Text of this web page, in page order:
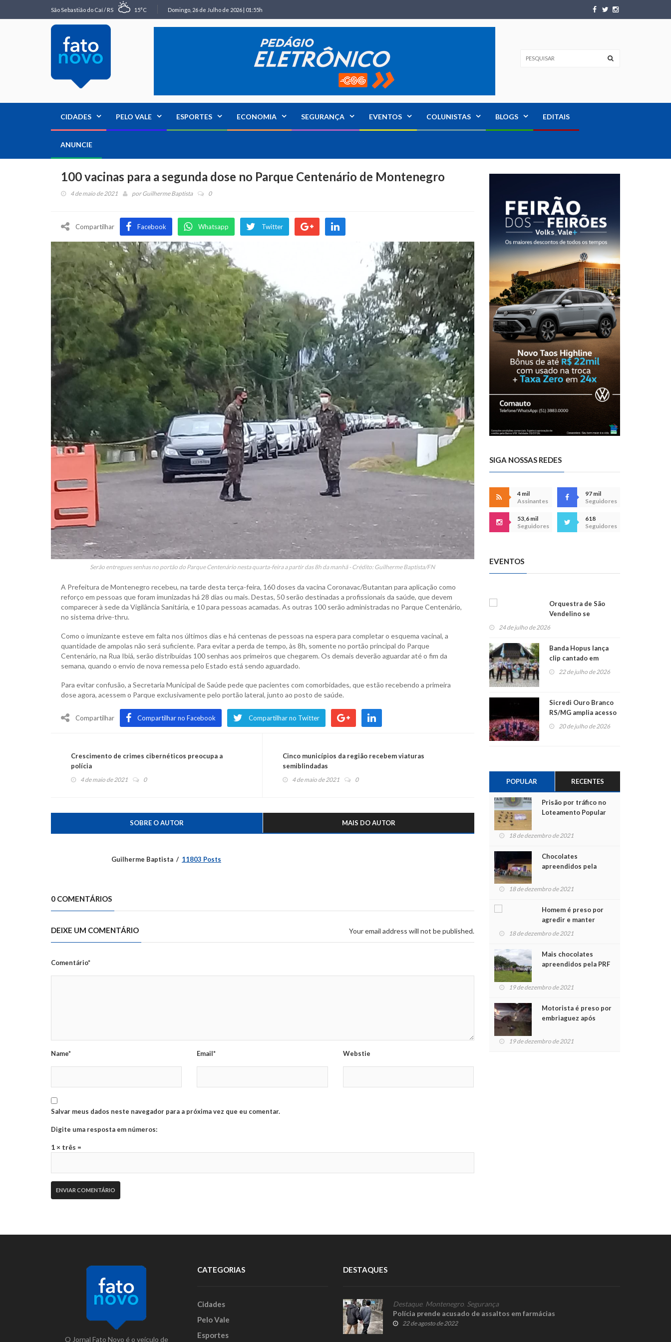
São Sebastião do Caí / RS 15°C Domingo, 26 de Julho de 2026 | 01:55h
CIDADES PELO VALE ESPORTES ECONOMIA SEGURANÇA EVENTOS COLUNISTAS BLOGS EDITAIS
ANUNCIE
100 vacinas para a segunda dose no Parque Centenário de Montenegro
4 de maio de 2021 porGuilherme Baptista 0
Compartilhar Facebook Whatsapp Twitter
Serão entregues senhas no portão do Parque Centenário nesta quarta-feira a partir das 8h da manhã - Crédito: Guilherme Baptista/FN
A Prefeitura de Montenegro recebeu, na tarde desta terça-feira, 160 doses da vacina Coronavac/Butantan para aplicação como
reforço em pessoas que foram imunizadas há 28 dias ou mais. Destas, 50 serão destinadas a profissionais da saúde, que devem
comparecer à sede da Vigilância Sanitária, e 10 para pessoas acamadas. As outras 100 serão administradas no Parque Centenário,
no sistema drive-thru.
Como o imunizante esteve em falta nos últimos dias e há centenas de pessoas na espera para completar o esquema vacinal, a
quantidade de ampolas não será suficiente. Para evitar a perda de tempo, às 8h, somente no portão principal do Parque
Centenário, na Rua Ibiá, serão distribuídas 100 senhas aos primeiros que chegarem. Os demais deverão aguardar até o fim da
semana, quando o envio de nova remessa pelo Estado está sendo aguardado.
Para evitar confusão, a Secretaria Municipal de Saúde pede que pacientes com comorbidades, que estão recebendo a primeira
dose agora, acessem o Parque exclusivamente pelo portão lateral, junto ao posto de saúde.
Compartilhar Compartilhar no Facebook Compartilhar no Twitter
Crescimento de crimes cibernéticos preocupa a
polícia
4 de maio de 2021 0
Cinco municípios da região recebem viaturas
semiblindadas
4 de maio de 2021 0
SOBRE O AUTOR MAIS DO AUTOR
Guilherme Baptista 11803 Posts
0 COMENTÁRIOS
DEIXE UM COMENTÁRIO Your email address will not be published.
Comentário*
Name* Email* Webstie
Salvar meus dados neste navegador para a próxima vez que eu comentar.
Digite uma resposta em números:
1 × três =
SIGA NOSSAS REDES
4 mil
Assinantes
97 mil
Seguidores
53,6 mil
Seguidores
618
Seguidores
EVENTOS
Orquestra de São
Vendelino se
apresenta na
24 de julho de 2026
Banda Hopus lança
clip cantado em
alemão e inglês
22 de julho de 2026
Sicredi Ouro Branco
RS/MG amplia acesso
ao show dos 45 anos
para mais associados
20 de julho de 2026
POPULAR RECENTES
Prisão por tráfico no
Loteamento Popular
18 de dezembro de 2021
Chocolates
apreendidos pela
para crianças na
18 de dezembro de 2021
Homem é preso por
agredir e manter
mulher em cárcere
18 de dezembro de 2021
Mais chocolates
apreendidos pela PRF
crianças no Natal
19 de dezembro de 2021
Motorista é preso por
embriaguez após
feridos
19 de dezembro de 2021
O Jornal Fato Novo é o veículo de
CATEGORIAS
Cidades
Pelo Vale
Esportes
DESTAQUES
Destaque, Montenegro Segurança
Polícia prende acusado de assaltos em farmácias
22 de agosto de 2022